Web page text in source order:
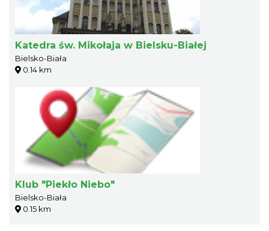
Katedra św. Mikołaja w Bielsku-Białej
Bielsko-Biała
0.14 km
Klub "Piekło Niebo"
Bielsko-Biała
0.15 km